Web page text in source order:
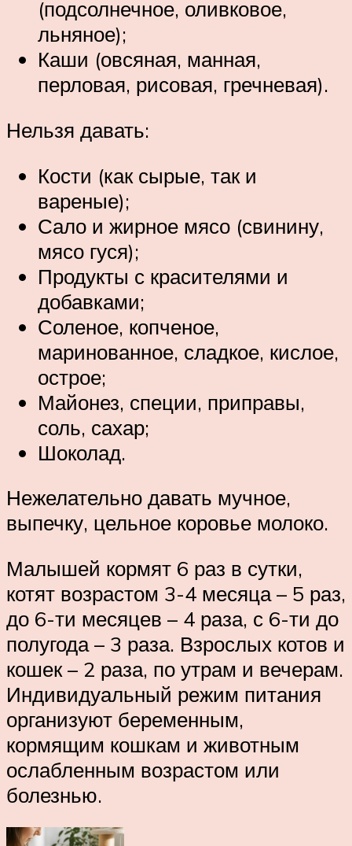
(подсолнечное, оливковое,
льняное);
Каши (овсяная, манная,
перловая, рисовая, гречневая).
Нельзя давать:
Кости (как сырые, так и
вареные);
Сало и жирное мясо (свинину,
мясо гуся);
Продукты с красителями и
добавками;
Соленое, копченое,
маринованное, сладкое, кислое,
острое;
Майонез, специи, приправы,
соль, сахар;
Шоколад.
Нежелательно давать мучное,
выпечку, цельное коровье молоко.
Малышей кормят 6 раз в сутки,
котят возрастом 3-4 месяца – 5 раз,
до 6-ти месяцев – 4 раза, с 6-ти до
полугода – 3 раза. Взрослых котов и
кошек – 2 раза, по утрам и вечерам.
Индивидуальный режим питания
организуют беременным,
кормящим кошкам и животным
ослабленным возрастом или
болезнью.